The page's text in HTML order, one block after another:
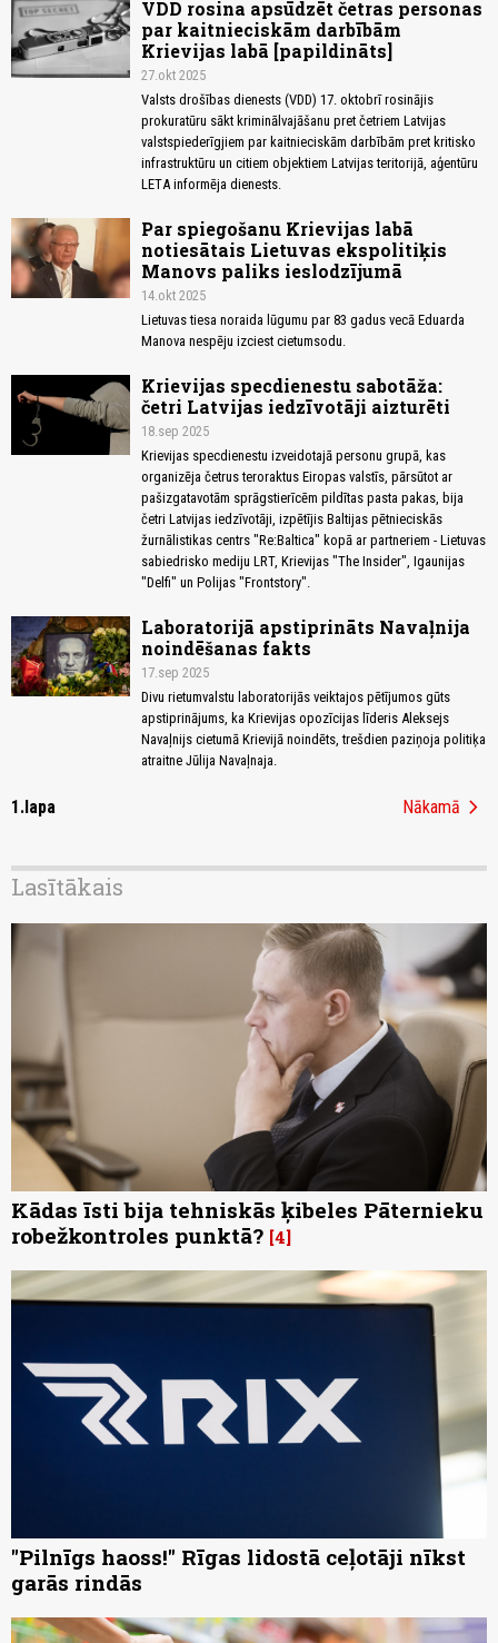
VDD rosina apsūdzēt četras personas
par kaitnieciskām darbībām
Krievijas labā [papildināts]
27.okt 2025
Valsts drošības dienests (VDD) 17. oktobrī rosinājis
prokuratūru sākt kriminālvajāšanu pret četriem Latvijas
valstspiederīgjiem par kaitnieciskām darbībām pret kritisko
infrastruktūru un citiem objektiem Latvijas teritorijā, aģentūru
LETA informēja dienests.
Par spiegošanu Krievijas labā
notiesātais Lietuvas ekspolitiķis
Manovs paliks ieslodzījumā
14.okt 2025
Lietuvas tiesa noraida lūgumu par 83 gadus vecā Eduarda
Manova nespēju izciest cietumsodu.
Krievijas specdienestu sabotāža:
četri Latvijas iedzīvotāji aizturēti
18.sep 2025
Krievijas specdienestu izveidotajā personu grupā, kas
organizēja četrus teroraktus Eiropas valstīs, pārsūtot ar
pašizgatavotām sprāgstierīcēm pildītas pasta pakas, bija
četri Latvijas iedzīvotāji, izpētījis Baltijas pētnieciskās
žurnālistikas centrs "Re:Baltica" kopā ar partneriem - Lietuvas
sabiedrisko mediju LRT, Krievijas "The Insider", Igaunijas
"Delfi" un Polijas "Frontstory".
Laboratorijā apstiprināts Navaļnija
noindēšanas fakts
17.sep 2025
Divu rietumvalstu laboratorijās veiktajos pētījumos gūts
apstiprinājums, ka Krievijas opozīcijas līderis Aleksejs
Navaļnijs cietumā Krievijā noindēts, trešdien paziņoja politiķa
atraitne Jūlija Navaļnaja.
1.lapa Nākamā chevron_right
Lasītākais
Kādas īsti bija tehniskās ķibeles Pāternieku
robežkontroles punktā? 4
"Pilnīgs haoss!" Rīgas lidostā ceļotāji nīkst
garās rindās